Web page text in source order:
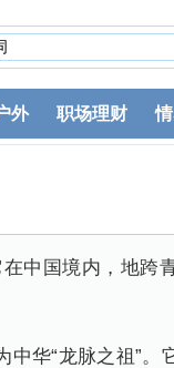
外 职场理财
中国境内，地跨
华“龙脉之祖”。